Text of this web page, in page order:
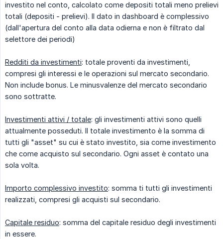
investito nel conto, calcolato come depositi totali meno prelievi
totali (depositi - prelievi). Il dato in dashboard è complessivo
(dall'apertura del conto alla data odierna e non è filtrato dal
selettore dei periodi)
Redditi da investimenti: totale proventi da investimenti,
compresi gli interessi e le operazioni sul mercato secondario.
Non include bonus. Le minusvalenze del mercato secondario
sono sottratte.
Investimenti attivi / totale: gli investimenti attivi sono quelli
attualmente posseduti. Il totale investimento è la somma di
tutti gli "asset" su cui è stato investito, sia come investimento
che come acquisto sul secondario. Ogni asset è contato una
sola volta.
Importo complessivo investito: somma ti tutti gli investimenti
realizzati, compresi gli acquisti sul secondario.
Capitale residuo: somma del capitale residuo degli investimenti
in essere.